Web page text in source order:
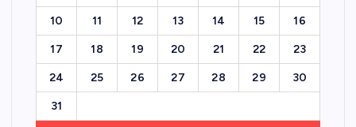
10 11 12 13 14 15 16
17 18 19 20 21 22 23
24 25 26 27 28 29 30
31